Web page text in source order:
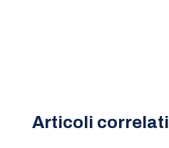
Articoli correlati